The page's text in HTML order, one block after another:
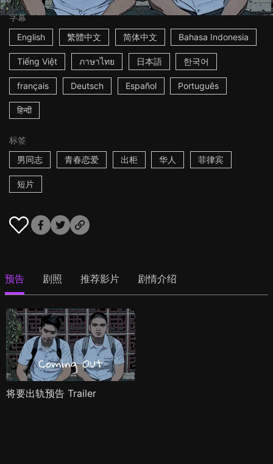
字幕
English
繁體中文 简体中文 Bahasa Indonesia
Tiếng Việt ภาษาไทย 日本語 한국어
français Deutsch Español Português
हिन्दी
标签
男同志
青春恋爱 出柜 华人 菲律宾
短片
预告 剧照 推荐影片 剧情介绍
将要出轨预告 Trailer